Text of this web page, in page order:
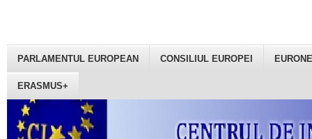
PARLAMENTUL EUROPEAN CONSILIUL EUROPEI
ERASMUS+